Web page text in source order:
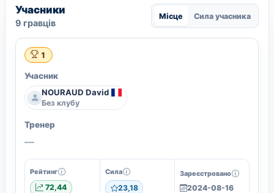
Учасники
9 гравців
Місце Сила учасника
1
Учасник
NOURAUD David
Без клубу
Тренер
—
Рейтинг
72,44
Сила
23,18
Зареєстровано
2024-08-16